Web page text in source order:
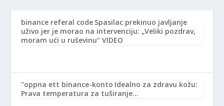
binance referal code Spasilac prekinuo javljanje
uživo jer je morao na intervenciju: „Veliki pozdrav,
moram ući u ruševinu“ VIDEO
"oppna ett binance-konto Idealno za zdravu kožu:
Prava temperatura za tuširanje…